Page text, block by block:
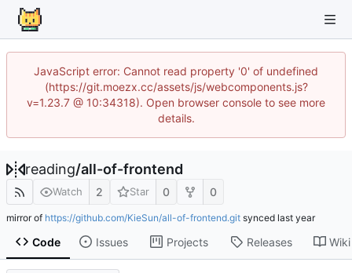
JavaScript error: Cannot read property '0' of undefined
(https://git.moezx.cc/assets/js/webcomponents.js?
v=1.23.7 @ 10:34318). Open browser console to see more
details.
reading/all-of-frontend
Watch 2 Star 0 0
mirror of https://github.com/KieSun/all-of-frontend.git synced
Code Issues Projects Releases Wiki